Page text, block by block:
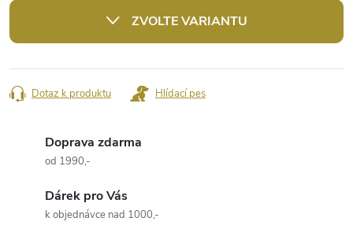
cena:
ZVOLTE VARIANTU
Dotaz k produktu Hlídací pes
Doprava zdarma
od 1990,-
Dárek pro Vás
k objednávce nad 1000,-